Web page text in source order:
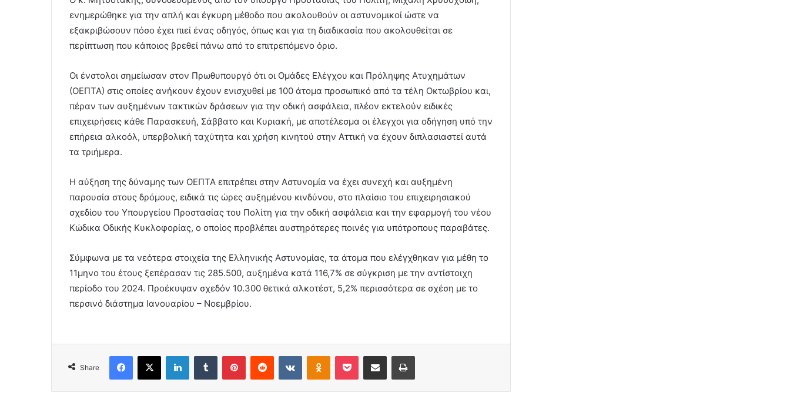
ενημερώθηκε για την απλή και έγκυρη μέθοδο που ακολουθούν οι αστυνομικοί ώστε να
εξακριβώσουν πόσο έχει πιεί ένας οδηγός, όπως και για τη διαδικασία που ακολουθείται σε
περίπτωση που κάποιος βρεθεί πάνω από το επιτρεπόμενο όριο.
Οι ένστολοι σημείωσαν στον Πρωθυπουργό ότι οι Ομάδες Ελέγχου και Πρόληψης Ατυχημάτων
(ΟΕΠΤΑ) στις οποίες ανήκουν έχουν ενισχυθεί με 100 άτομα προσωπικό από τα τέλη Οκτωβρίου και,
πέραν των αυξημένων τακτικών δράσεων για την οδική ασφάλεια, πλέον εκτελούν ειδικές
επιχειρήσεις κάθε Παρασκευή, Σάββατο και Κυριακή, με αποτέλεσμα οι έλεγχοι για οδήγηση υπό την
επήρεια αλκοόλ, υπερβολική ταχύτητα και χρήση κινητού στην Αττική να έχουν διπλασιαστεί αυτά
τα τριήμερα.
Η αύξηση της δύναμης των ΟΕΠΤΑ επιτρέπει στην Αστυνομία να έχει συνεχή και αυξημένη
παρουσία στους δρόμους, ειδικά τις ώρες αυξημένου κινδύνου, στο πλαίσιο του επιχειρησιακού
σχεδίου του Υπουργείου Προστασίας του Πολίτη για την οδική ασφάλεια και την εφαρμογή του νέου
Κώδικα Οδικής Κυκλοφορίας, ο οποίος προβλέπει αυστηρότερες ποινές για υπότροπους παραβάτες.
Σύμφωνα με τα νεότερα στοιχεία της Ελληνικής Αστυνομίας, τα άτομα που ελέγχθηκαν για μέθη το
11μηνο του έτους ξεπέρασαν τις 285.500, αυξημένα κατά 116,7% σε σύγκριση με την αντίστοιχη
περίοδο του 2024. Προέκυψαν σχεδόν 10.300 θετικά αλκοτέστ, 5,2% περισσότερα σε σχέση με το
περσινό διάστημα Ιανουαρίου – Νοεμβρίου.
Share
Facebook
X LinkedInTumblr PinterestReddit VKontakteOdnoklassniki
Pocket Share via Email Print